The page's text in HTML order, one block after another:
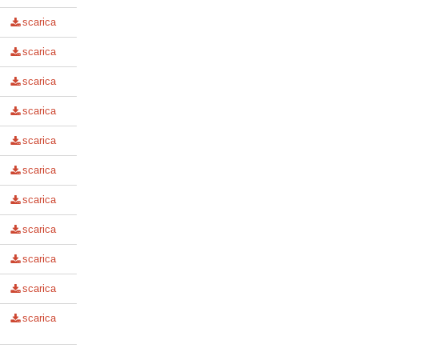
scarica
scarica
scarica
scarica
scarica
scarica
scarica
scarica
scarica
scarica
scarica